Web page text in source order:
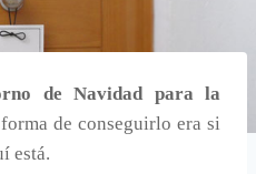
de Navidad para la
de conseguirlo era si
está.